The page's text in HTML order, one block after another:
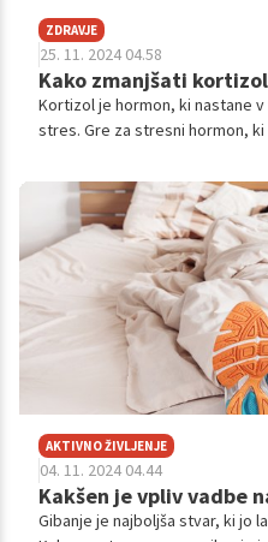
ZDRAVJE
25. 11. 2024 04.58
Kako zmanjšati
Kortizol je hormon, ki nastane
stres. Gre za stresni hormon,
sladkorja. Velja za nekaj
poudariti, da je kortizol tudi
vnetij, boj proti okužbam in
stresorji iz okolja. Zato ne, v
AKTIVNO ŽIVLJENJE
04. 11. 2024 04.44
Kakšen je vpliv vadbe
Gibanje je najboljša stvar, ki jo